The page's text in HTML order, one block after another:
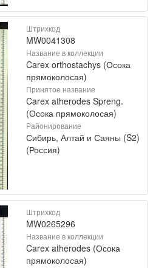
Штрихкод
MW0041308
Название в коллекции
Carex orthostachys (Осока
прямоколосая)
Принятое название
Carex atherodes Spreng.
(Осока прямоколосая)
Районирование
Сибирь, Алтай и Саяны (S2)
(Россия)
Штрихкод
MW0265296
Название в коллекции
Carex atherodes (Осока
прямоколосая)